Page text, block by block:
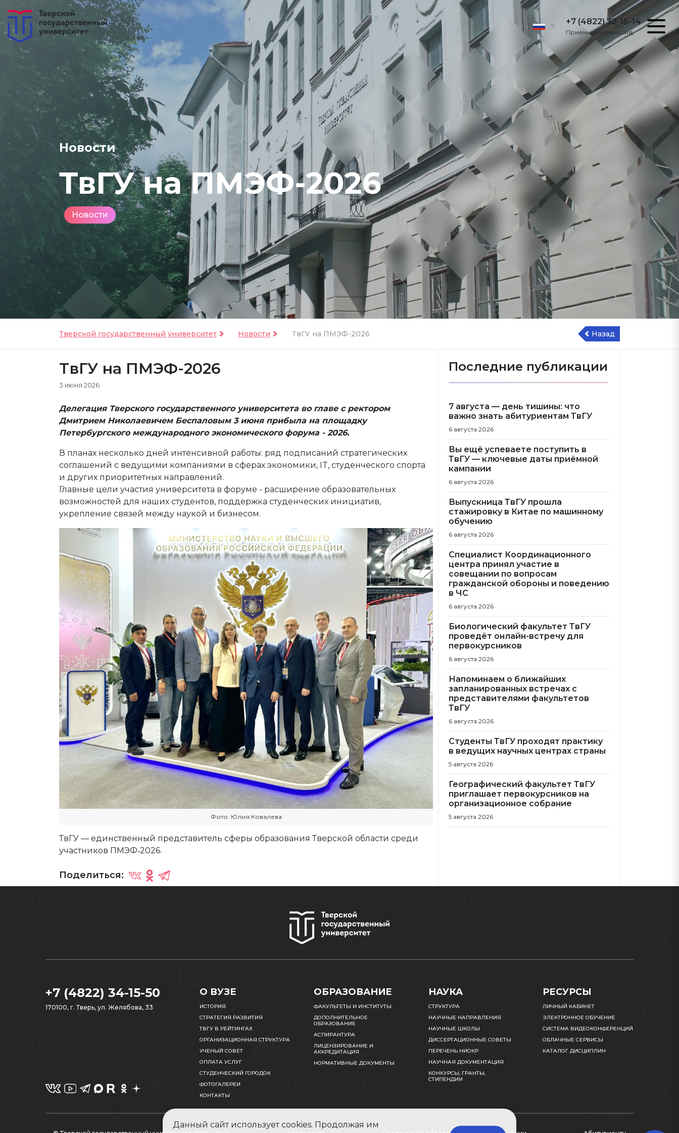
+7 (4822) 32-15-14
Приёмная комиссия
Новости
ТвГУ на ПМЭФ-2026
Новости
Тверской государственный университет Новости ТвГУ на ПМЭФ-2026 Назад
ТвГУ на ПМЭФ-2026
3 июня 2026
Делегация Тверского государственного университета во главе с ректором
Дмитрием Николаевичем Беспаловым 3 июня прибыла на площадку
Петербургского международного экономического форума - 2026.
В планах несколько дней интенсивной работы: ряд подписаний стратегических
соглашений с ведущими компаниями в сферах экономики, IT, студенческого спорта
и других приоритетных направлений.
Главные цели участия университета в форуме - расширение образовательных
возможностей для наших студентов, поддержка студенческих инициатив,
укрепление связей между наукой и бизнесом.
Фото: Юлия Ковалева
ТвГУ — единственный представитель сферы образования Тверской области среди
участников ПМЭФ‑2026.
Поделиться:
Последние публикации
7 августа — день тишины: что
важно знать абитуриентам ТвГУ
6 августа 2026
Вы ещё успеваете поступить в
ТвГУ — ключевые даты приёмной
кампании
6 августа 2026
Выпускница ТвГУ прошла
стажировку в Китае по машинному
обучению
6 августа 2026
Специалист Координационного
центра принял участие в
совещании по вопросам
гражданской обороны и поведению
в ЧС
6 августа 2026
Биологический факультет ТвГУ
проведёт онлайн-встречу для
первокурсников
6 августа 2026
Напоминаем о ближайших
запланированных встречах с
представителями факультетов
ТвГУ
6 августа 2026
Студенты ТвГУ проходят практику
в ведущих научных центрах страны
5 августа 2026
Географический факультет ТвГУ
приглашает первокурсников на
организационное собрание
5 августа 2026
+7 (4822) 34-15-50
170100, г. Тверь, ул. Желябова, 33
О ВУЗЕ
ИСТОРИЯ
СТРАТЕГИЯ РАЗВИТИЯ
ТВГУ В РЕЙТИНГАХ
ОРГАНИЗАЦИОННАЯ СТРУКТУРА
УЧЕНЫЙ СОВЕТ
ОПЛАТА УСЛУГ
СТУДЕНЧЕСКИЙ ГОРОДОК
ФОТОГАЛЕРЕИ
КОНТАКТЫ
ОБРАЗОВАНИЕ
ФАКУЛЬТЕТЫ И ИНСТИТУТЫ
ДОПОЛНИТЕЛЬНОЕ
ОБРАЗОВАНИЕ
АСПИРАНТУРА
ЛИЦЕНЗИРОВАНИЕ И
АККРЕДИТАЦИЯ
НОРМАТИВНЫЕ ДОКУМЕНТЫ
НАУКА
СТРУКТУРА
НАУЧНЫЕ НАПРАВЛЕНИЯ
НАУЧНЫЕ ШКОЛЫ
ДИССЕРТАЦИОННЫЕ СОВЕТЫ
ПЕРЕЧЕНЬ НИОКР
НАУЧНАЯ ДОКУМЕНТАЦИЯ
КОНКУРСЫ, ГРАНТЫ,
СТИПЕНДИИ
РЕСУРСЫ
ЛИЧНЫЙ КАБИНЕТ
ЭЛЕКТРОННОЕ ОБУЧЕНИЕ
СИСТЕМА ВИДЕОКОНФЕРЕНЦИЙ
ОБЛАЧНЫЕ СЕРВИСЫ
КАТАЛОГ ДИСЦИПЛИН
Данный сайт использует cookies. Продолжая им